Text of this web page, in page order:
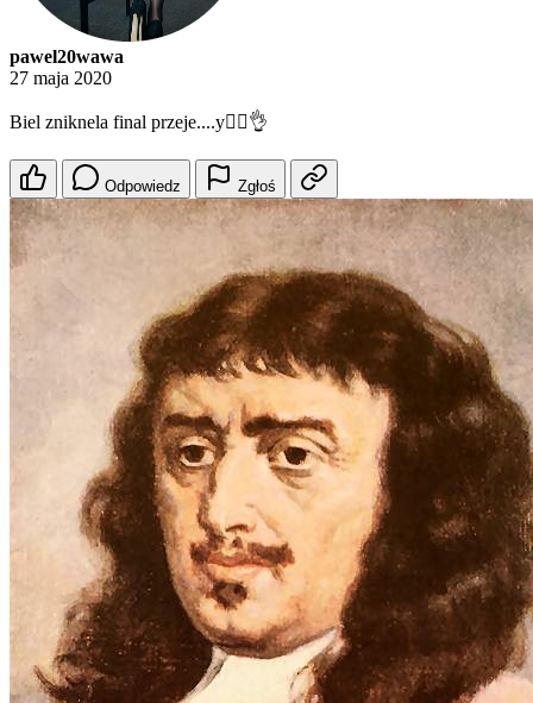
pawel20wawa
27 maja 2020
Biel zniknela final przeje....y🤦‍♂️👌
Odpowiedz Zgłoś